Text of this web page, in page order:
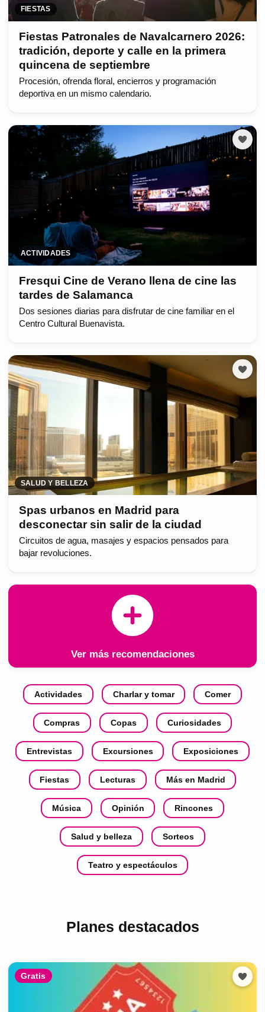
FIESTAS
Fiestas Patronales de Navalcarnero 2026:
tradición, deporte y calle en la primera
quincena de septiembre
Procesión, ofrenda floral, encierros y programación
deportiva en un mismo calendario.
ACTIVIDADES
Fresqui Cine de Verano llena de cine las
tardes de Salamanca
Dos sesiones diarias para disfrutar de cine familiar en el
Centro Cultural Buenavista.
SALUD Y BELLEZA
Spas urbanos en Madrid para
desconectar sin salir de la ciudad
Circuitos de agua, masajes y espacios pensados para
bajar revoluciones.
Ver más recomendaciones
Actividades Charlar y tomar Comer
Compras Copas Curiosidades
Entrevistas Excursiones Exposiciones
Fiestas Lecturas Más en Madrid
Música Opinión Rincones
Salud y belleza Sorteos
Teatro y espectáculos
Planes destacados
Gratis